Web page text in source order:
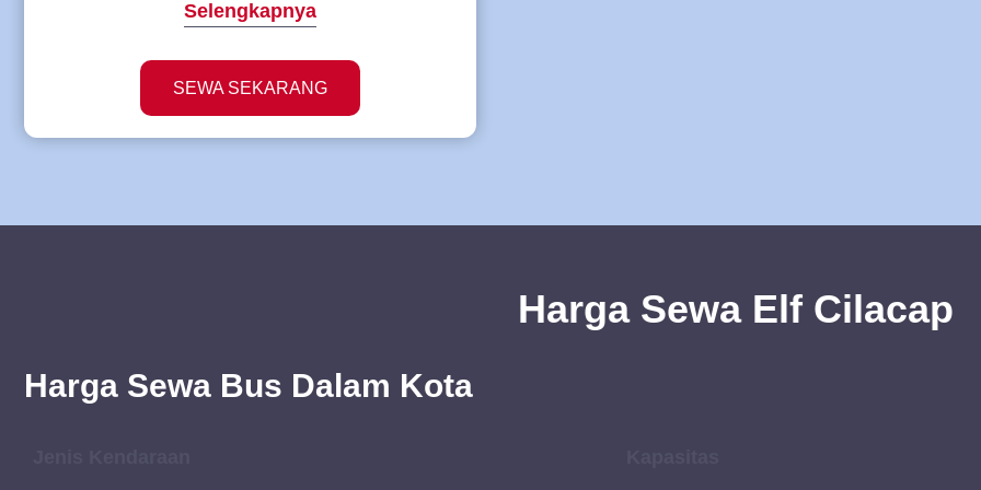
Selengkapnya
SEWA SEKARANG
Harga Sewa Elf Cilacap
Harga Sewa Bus Dalam Kota